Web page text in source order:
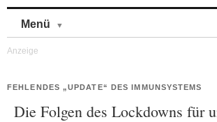
Menü
FEHLENDES „UPDATE“ DES IMMUNSYSTEMS
Die Folgen des Lockdowns für